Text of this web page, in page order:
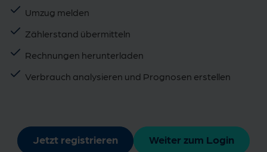
Umzug melden
Zählerstand übermitteln
Rechnungen herunterladen
Verbrauch analysieren und Prognosen erstellen
Jetzt registrieren Weiter zum Login